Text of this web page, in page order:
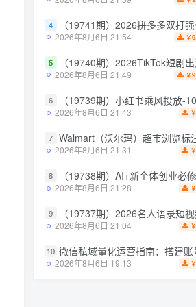
￥
4 （19741期）2026拼多多双打强付费全攻略-62期；成本推广加托管双剑合璧，系统讲解7种付费
2026年8月6日 21:54 ￥
5 （19740期）2026TikTok短剧出海实战课：IAA广告分账×IAP付费变现×账号搭建×平台规则×
2026年8月6日 21:49 ￥
6 （19739期）小红书乘风投放-100分钟实操课｜开户返点·标准投搭建·莱卡定向，新店建模撬动
2026年8月6日 21:43 ￥
7 Walmart（沃尔玛）超市浏览标注项目，单账号日收益20+单电脑日收益可达800+带分
2026年8月6日 21:31 ￥
8 （19738期）AI+新个体创业必修课｜道法术器｜商业逻辑·小红书流量·AI智能体｜低成本打造
2026年8月6日 21:28 ￥
9 （19737期）2026名人语录短视频赛道全攻略；从文案撰写到声音克隆部署，系统掌握
2026年8月6日 21:04 ￥
10 微信私域量化运营指南：搭建账号基建打造热号，脱敏风控规避运
2026年8月6日 19:13 ￥
4 （19741期）2026拼多多双打强付费全攻略-62期；成本推广加托管双剑合璧，系统讲解7种付费
2026年8月6日 21:54 ￥
5 （19740期）2026TikTok短剧出海实战课：IAA广告分账×IAP付费变现×账号搭建×平台规则×
2026年8月6日 21:49 ￥
6 （19739期）小红书乘风投放-100分钟实操课｜开户返点·标准投搭建·莱卡定向，新店建模撬动
2026年8月6日 21:43 ￥
7 Walmart（沃尔玛）超市浏览标注项目，单账号日收益20+单电脑日收益可达800+带分
2026年8月6日 21:31 ￥
8 （19738期）AI+新个体创业必修课｜道法术器｜商业逻辑·小红书流量·AI智能体｜低成本打造
2026年8月6日 21:28 ￥
9 （19737期）2026名人语录短视频赛道全攻略；从文案撰写到声音克隆部署，系统掌握
2026年8月6日 21:04 ￥
10 微信私域量化运营指南：搭建账号基建打造热号，脱敏风控规避运
2026年8月6日 19:13 ￥